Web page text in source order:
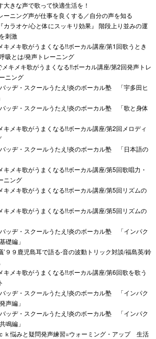
きな声で歌って快適生活を！
ニング声が仕事を良くする／自分の声を知る
カラオケ/心と体にスッキリ効果』 階段上り並みの運
刺激
キメキ歌がうまくなる!!ボーカル講座/第1回歌うとき
吸とは/発声トレーニング
キメキ歌がうまくなる!!ボーカル講座/第2回発声トレ
ニング
ッヂ・スクールうたえ!炎のボーカル塾 「宇多田ヒ
ッヂ・スクールうたえ!炎のボーカル塾 「歌と身体
キメキ歌がうまくなる!!ボーカル講座/第2回メロディ
ッヂ・スクールうたえ!炎のボーカル塾 「日本語の
メキ歌がうまくなる!!ボーカル講座/第5回歌唱力・
ニング
キメキ歌がうまくなる!!ボーカル講座/第5回リズムの
キメキ歌がうまくなる!!ボーカル講座/第5回リズムの
ッヂ・スクールうたえ!炎のボーカル塾 「インパク
礎編」
’９９鹿児島耳で語る-音の波動トリック対談/福島英/鈴
キメキ歌がうまくなる!!ボーカル講座/第6回歌を歌う
ッヂ・スクールうたえ!炎のボーカル塾 「インパク
声編」
ッヂ・スクールうたえ!炎のボーカル塾 「インパク
鳴編」
ｋ悩みと疑問発声練習=ウォーミング・アップ 生活